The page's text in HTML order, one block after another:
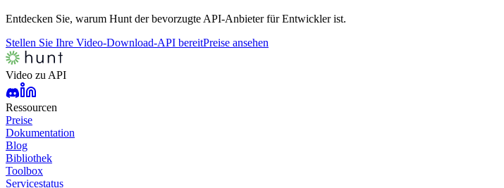
Entdecken Sie, warum Hunt der bevorzugte API-Anbieter für Entwickler ist.
Stellen Sie Ihre Video-Download-API bereitPreise ansehen
Video zu API
Ressourcen
Preise
Dokumentation
Blog
Bibliothek
Toolbox
Servicestatus